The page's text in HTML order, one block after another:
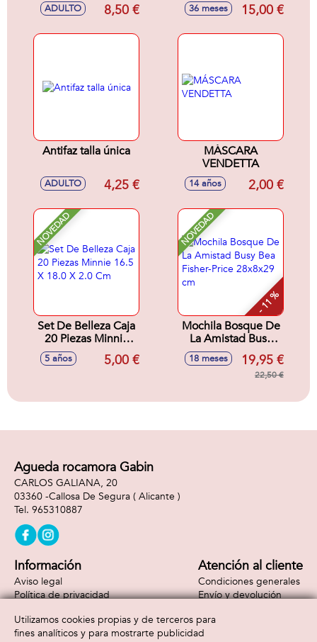
ADULTO 8,50 € 36 meses 15,00 €
Antifaz talla única
ADULTO 4,25 €
MÁSCARA
VENDETTA
14 años 2,00 €
NOVEDAD
Set De Belleza Caja
20 Piezas Minnie
16.5 X 18.0 X 2.0
5 años 5,00 €
NOVEDAD
- 11 %
Mochila Bosque De
La Amistad Busy
Bea Fisher-Price
28x8x29 cm
18 meses 19,95 €
22,50 €
Agueda rocamora Gabin
CARLOS GALIANA, 20
03360 -Callosa De Segura ( Alicante )
965310887
Información
Aviso legal
Política de privacidad
Atención al cliente
Condiciones generales
Envío y devolución
Formas de pago
Utilizamos cookies propias y de terceros para
fines analíticos y para mostrarte publicidad